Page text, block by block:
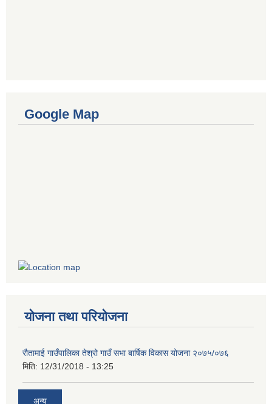
Google Map
योजना तथा परियोजना
रौतामाई गाउँपालिका तेश्रो गाउँ सभा बार्षिक विकास योजना २०७५/०७६
मिति: 12/31/2018 - 13:25
अन्य